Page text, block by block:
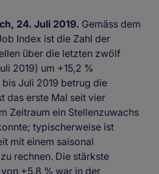
24. Juli 2019. Gemäss dem
Index ist die Zahl der
über die letzten zwölf
2019) um +15,2 %
Juli 2019 betrug die
das erste Mal seit vier
Zeitraum ein Stellenzuwachs
typischerweise ist
mit einem saisonal
rechnen. Die stärkste
+5,8 % war in der